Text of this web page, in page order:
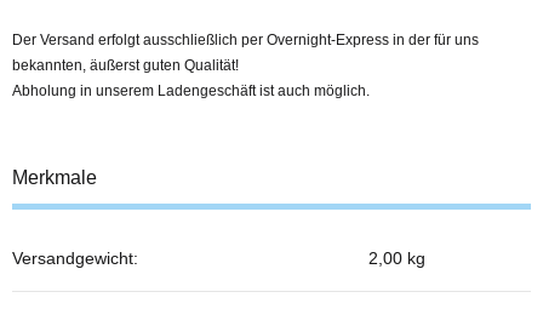
Der Versand erfolgt ausschließlich per Overnight-Express in der für uns
bekannten, äußerst guten Qualität!
Abholung in unserem Ladengeschäft ist auch möglich.
Merkmale
Produkteigenschaft
Wert
Versandgewicht: 2,00 kg